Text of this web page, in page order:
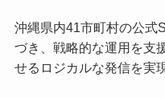
沖縄県内41市町村の公式
づき、戦略的な運用を支
せるロジカルな発信を実